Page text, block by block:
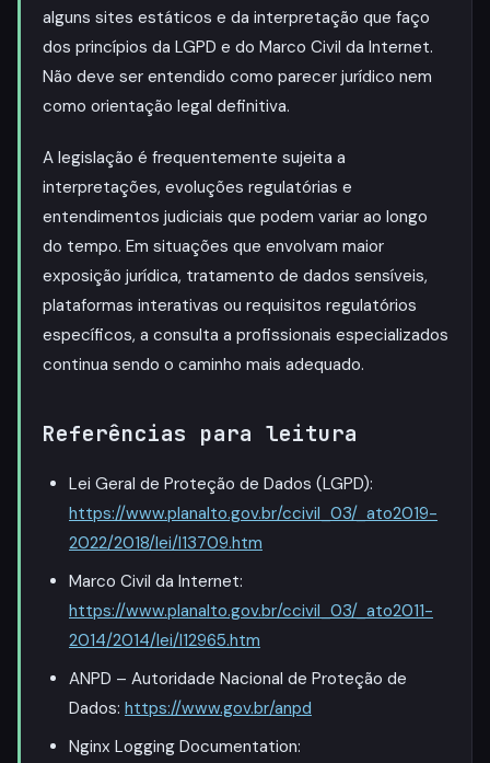
alguns sites estáticos e da interpretação que faço
dos princípios da LGPD e do Marco Civil da Internet.
Não deve ser entendido como parecer jurídico nem
como orientação legal definitiva.
A legislação é frequentemente sujeita a
interpretações, evoluções regulatórias e
entendimentos judiciais que podem variar ao longo
do tempo. Em situações que envolvam maior
exposição jurídica, tratamento de dados sensíveis,
plataformas interativas ou requisitos regulatórios
específicos, a consulta a profissionais especializados
continua sendo o caminho mais adequado.
Referências para leitura
Lei Geral de Proteção de Dados (LGPD):
https://www.planalto.gov.br/ccivil_03/_ato2019-
2022/2018/lei/l13709.htm
Marco Civil da Internet:
https://www.planalto.gov.br/ccivil_03/_ato2011-
2014/2014/lei/l12965.htm
ANPD – Autoridade Nacional de Proteção de
Dados: https://www.gov.br/anpd
Nginx Logging Documentation: